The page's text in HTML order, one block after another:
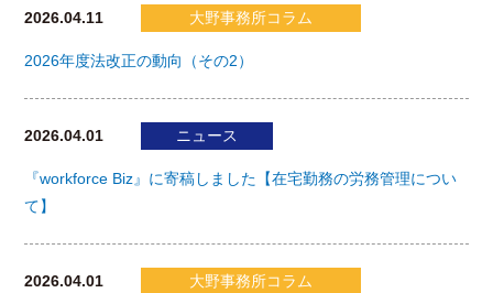
2026.04.11 大野事務所コラム
2026年度法改正の動向（その2）
2026.04.01 ニュース
『workforce Biz』に寄稿しました【在宅勤務の労務管理につい
て】
2026.04.01 大野事務所コラム